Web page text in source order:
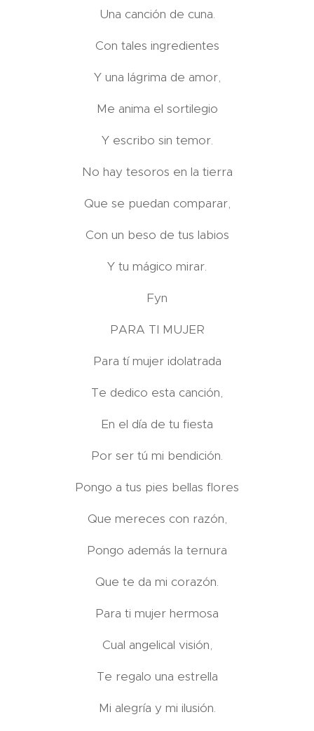
Una canción de cuna.
Con tales ingredientes
Y una lágrima de amor,
Me anima el sortilegio
Y escribo sin temor.
No hay tesoros en la tierra
Que se puedan comparar,
Con un beso de tus labios
Y tu mágico mirar.
Fyn
PARA TI MUJER
Para tí mujer idolatrada
Te dedico esta canción,
En el día de tu fiesta
Por ser tú mi bendición.
Pongo a tus pies bellas flores
Que mereces con razón,
Pongo además la ternura
Que te da mi corazón.
Para ti mujer hermosa
Cual angelical visión,
Te regalo una estrella
Mi alegría y mi ilusión.